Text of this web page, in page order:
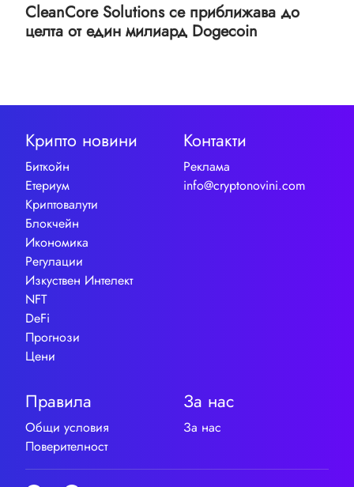
CleanCore Solutions се приближава до
целта от един милиард Dogecoin
Крипто новини
Биткойн
Етериум
Криптовалути
Блокчейн
Икономика
Регулации
Изкуствен Интелект
NFT
DeFi
Прогнози
Цени
Контакти
Реклама
info@cryptonovini.com
Правила
Общи условия
Поверителност
За нас
За нас